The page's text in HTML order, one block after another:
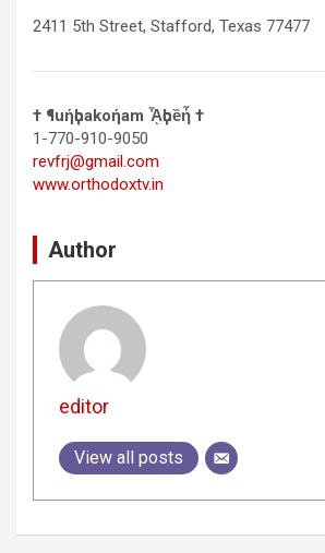
2411 5th Street, Stafford, Texas 77477
† ¶uήҫhakoήam ᾏҫhȅἧ †
1-770-910-9050
revfrj@gmail.com
www.orthodoxtv.in
Author
editor
View all posts